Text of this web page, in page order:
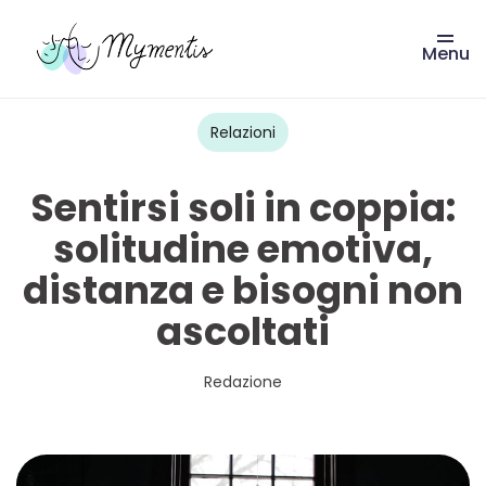
Vai
Menu
Relazioni
Sentirsi soli in coppia:
solitudine emotiva,
distanza e bisogni non
ascoltati
Redazione